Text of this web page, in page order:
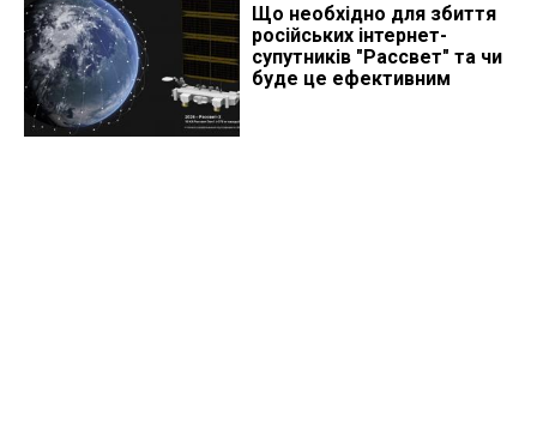
Що необхідно для збиття
російських інтернет-
супутників "Рассвет" та чи
буде це ефективним